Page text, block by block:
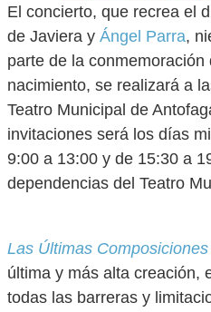
El concierto, que recrea el
de Javiera y Ángel Parra,
parte de la
nacimiento, se realizará a
Teatro Municipal de
invitaciones será los días
9:00 a 13:00 y de 15:30 a
dependencias del Teatro
Las Últimas
última y más alta creación,
todas las barreras y